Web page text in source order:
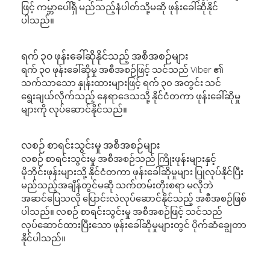
ဖြင့် ကမ္ဘာပေါ်ရှိ မည်သည့်နံပါတ်သို့မဆို ဖုန်းခေါ်ဆိုနိုင်
ပါသည်။
ရက် ၃၀ ဖုန်းခေါ်ဆိုနိုင်သည့် အစီအစဉ်များ
ရက် ၃၀ ဖုန်းခေါ်ဆိုမှု အစီအစဉ်ဖြင့် သင်သည် Viber ၏
သက်သာသော နှုန်းထားများဖြင့် ရက် ၃၀ အတွင်း သင်
ရွေးချယ်လိုက်သည့် နေရာဒေသသို့ နိုင်ငံတကာ ဖုန်းခေါ်ဆိုမှု
များကို လုပ်ဆောင်နိုင်သည်။
လစဉ် စာရင်းသွင်းမှု အစီအစဉ်များ
လစဉ် စာရင်းသွင်းမှု အစီအစဉ်သည် ကြိုးဖုန်းများနှင့်
မိုဘိုင်းဖုန်းများသို့ နိုင်ငံတကာ ဖုန်းခေါ်ဆိုမှုများ ပြုလုပ်နိုင်ပြီး
မည်သည့်အချိန်တွင်မဆို သက်တမ်းတိုးစရာ မလိုဘဲ
အဆင်ပြေသလို ပြောင်းလဲလုပ်ဆောင်နိုင်သည့် အစီအစဉ်ဖြစ်
ပါသည်။ လစဉ် စာရင်းသွင်းမှု အစီအစဉ်ဖြင့် သင်သည်
လုပ်ဆောင်ထားပြီးသော ဖုန်းခေါ်ဆိုမှုများတွင် ပိုက်ဆံချွေတာ
နိုင်ပါသည်။